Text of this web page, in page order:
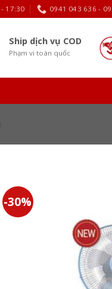
17:30 0941 043 636 -
Ship dịch vụ COD
Phạm vi toàn quốc
-30%